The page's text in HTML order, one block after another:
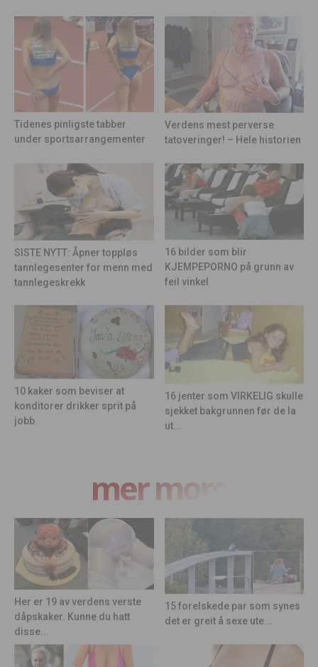
Tidenes pinligste tabber
under sportsarrangementer
Verdens mest perverse
tatoveringer! – Hele historien
SISTE NYTT: Åpner toppløs
tannlegesenter for menn med
tannlegeskrekk
16 bilder som blir
KJEMPEPORNO på grunn av
feil vinkel
10 kaker som beviser at
konditorer drikker sprit på
jobb
16 jenter som VIRKELIG skulle
sjekket bakgrunnen før de la
ut...
mer moro
Her er 19 av verdens verste
dåpskaker. Kunne du hatt
disse...
15 forelskede par som synes
det er greit å sexe ute...